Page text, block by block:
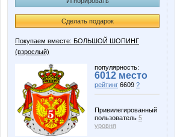
Сделать подарок
Покупаем вместе: БОЛЬШОЙ ШОПИНГ
(взрослый)
популярность:
6012 место
рейтинг 6609 ?
Привилегированный
пользователь 5
уровня